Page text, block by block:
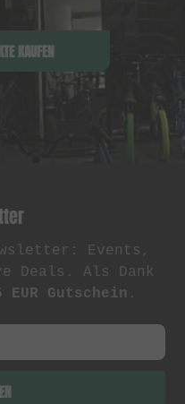
KAUFEN
Events,
Deals. Als Dank
EUR Gutschein .